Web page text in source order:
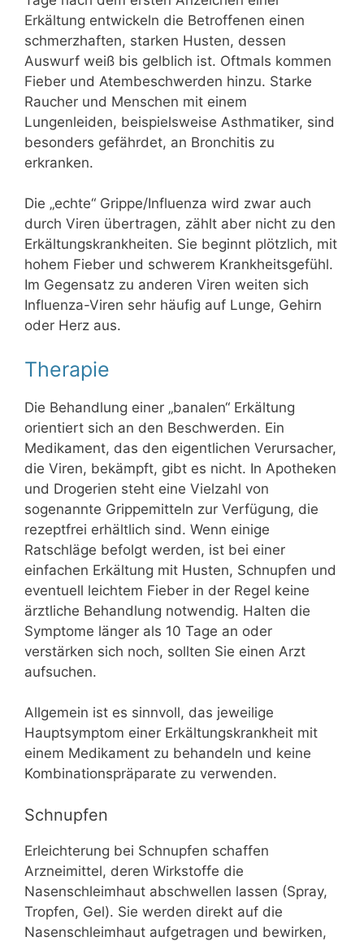
Erkältung entwickeln die Betroffenen einen
schmerzhaften, starken Husten, dessen
Auswurf weiß bis gelblich ist. Oftmals kommen
Fieber und Atembeschwerden hinzu. Starke
Raucher und Menschen mit einem
Lungenleiden, beispielsweise Asthmatiker, sind
besonders gefährdet, an Bronchitis zu
erkranken.
Die „echte“ Grippe/Influenza wird zwar auch
durch Viren übertragen, zählt aber nicht zu den
Erkältungskrankheiten. Sie beginnt plötzlich, mit
hohem Fieber und schwerem Krankheitsgefühl.
Im Gegensatz zu anderen Viren weiten sich
Influenza-Viren sehr häufig auf Lunge, Gehirn
oder Herz aus.
Therapie
Die Behandlung einer „banalen“ Erkältung
orientiert sich an den Beschwerden. Ein
Medikament, das den eigentlichen Verursacher,
die Viren, bekämpft, gibt es nicht. In Apotheken
und Drogerien steht eine Vielzahl von
sogenannte Grippemitteln zur Verfügung, die
rezeptfrei erhältlich sind. Wenn einige
Ratschläge befolgt werden, ist bei einer
einfachen Erkältung mit Husten, Schnupfen und
eventuell leichtem Fieber in der Regel keine
ärztliche Behandlung notwendig. Halten die
Symptome länger als 10 Tage an oder
verstärken sich noch, sollten Sie einen Arzt
aufsuchen.
Allgemein ist es sinnvoll, das jeweilige
Hauptsymptom einer Erkältungskrankheit mit
einem Medikament zu behandeln und keine
Kombinationspräparate zu verwenden.
Schnupfen
Erleichterung bei Schnupfen schaffen
Arzneimittel, deren Wirkstoffe die
Nasenschleimhaut abschwellen lassen (Spray,
Tropfen, Gel). Sie werden direkt auf die
Nasenschleimhaut aufgetragen und bewirken,